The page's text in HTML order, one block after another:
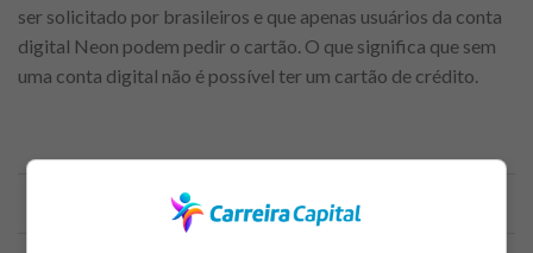
ser solicitado por brasileiros e que apenas usuários da conta
digital Neon podem pedir o cartão. O que significa que sem
uma conta digital não é possível ter um cartão de crédito.